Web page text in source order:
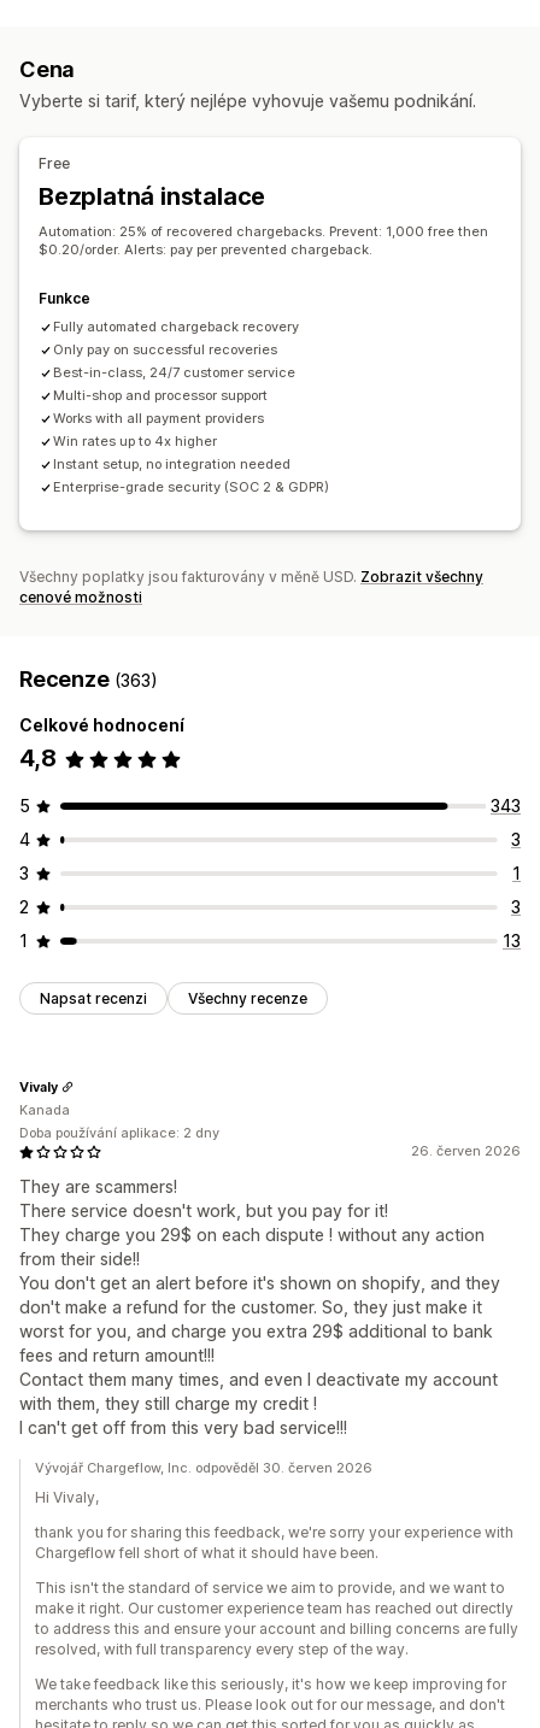
Preventivní nástroje
Ověřování objednávek
Pozastavení objednávky
Seznamy blokovaných
Detekce založená na AI
Upozornění a analytika
Upozornění na vysoká rizika
Podezřelá aktivita Vlastní upozornění
Notifikace o podvodech Analytika chargebacků
Výkazy rizik Notifikace o aplikacích
Štítky objednávek
Zpracování objednávek
Podmíněná logika
Automatická synchronizace dat
Více obchodů
Cena
Vyberte si tarif, který nejlépe vyhovuje vašemu podnikání.
Free
Bezplatná instalace
Automation: 25% of recovered chargebacks. Prevent: 1,000 free then
$0.20/order. Alerts: pay per prevented chargeback.
Funkce
Fully automated chargeback recovery
Only pay on successful recoveries
Best-in-class, 24/7 customer service
Multi-shop and processor support
Works with all payment providers
Win rates up to 4x higher
Instant setup, no integration needed
Enterprise-grade security (SOC 2 & GDPR)
Všechny poplatky jsou fakturovány v měně USD. Zobrazit všechny
cenové možnosti
Recenze (363)
Celkové hodnocení
4,8
5
343
4
3
3
1
2
3
1
13
Napsat recenzi Všechny recenze
26. červen 2026
They are scammers!
There service doesn't work, but you pay for it!
They charge you 29$ on each dispute ! without any action
from their side!!
You don't get an alert before it's shown on shopify, and they
don't make a refund for the customer. So, they just make it
worst for you, and charge you extra 29$ additional to bank
fees and return amount!!!
Contact them many times, and even I deactivate my account
with them, they still charge my credit !
I can't get off from this very bad service!!!
Vivaly
Kanada
Doba používání aplikace: 2 dny
Vývojář Chargeflow, Inc. odpověděl 30. červen 2026
Hi Vivaly,
thank you for sharing this feedback, we're sorry your experience with
Chargeflow fell short of what it should have been.
This isn't the standard of service we aim to provide, and we want to
make it right. Our customer experience team has reached out directly
to address this and ensure your account and billing concerns are fully
resolved, with full transparency every step of the way.
We take feedback like this seriously, it's how we keep improving for
merchants who trust us. Please look out for our message, and don't